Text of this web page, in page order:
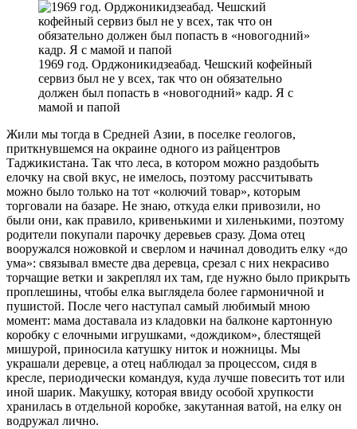
1969 год. Орджоникидзеабад. Чешский кофейный
сервиз был не у всех, так что он обязательно
должен был попасть в «новогодний» кадр. Я с
мамой и папой
Жили мы тогда в Средней Азии, в поселке геологов,
приткнувшемся на окраине одного из райцентров
Таджикистана. Так что леса, в котором можно раздобыть
елочку на свой вкус, не имелось, поэтому рассчитывать
можно было только на тот «колючий товар», которым
торговали на базаре. Не знаю, откуда елки привозили, но
были они, как правило, кривенькими и хиленькими, поэтому
родители покупали парочку деревьев сразу. Дома отец
вооружался ножовкой и сверлом и начинал доводить елку «до
ума»: связывал вместе два деревца, срезал с них некрасиво
торчащие ветки и закреплял их там, где нужно было прикрыть
проплешины, чтобы елка выглядела более гармоничной и
пушистой. После чего наступал самый любимый мною
момент: мама доставала из кладовки на балконе картонную
коробку с елочными игрушками, «дождиком», блестящей
мишурой, приносила катушку ниток и ножницы. Мы
украшали деревце, а отец наблюдал за процессом, сидя в
кресле, периодически командуя, куда лучше повесить тот или
иной шарик. Макушку, которая ввиду особой хрупкости
хранилась в отдельной коробке, закутанная ватой, на елку он
водружал лично.